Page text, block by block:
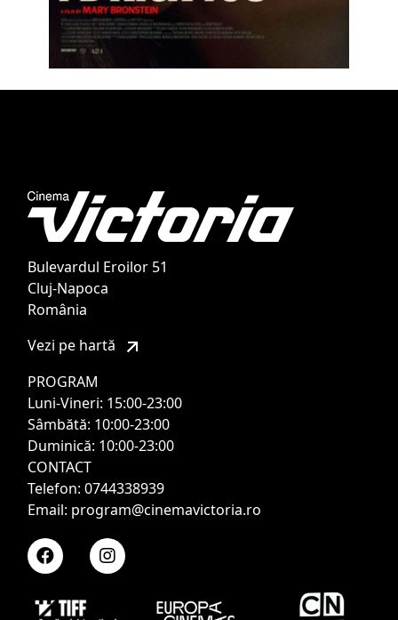
Bulevardul Eroilor 51
Cluj-Napoca
România
Vezi pe hartă
PROGRAM
Luni-Vineri: 15:00-23:00
Sâmbătă: 10:00-23:00
Duminică: 10:00-23:00
CONTACT
Telefon: 0744338939
Email: program@cinemavictoria.ro